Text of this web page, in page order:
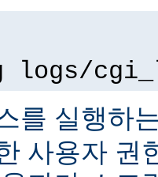
logs/
를 실행하
사용자 권